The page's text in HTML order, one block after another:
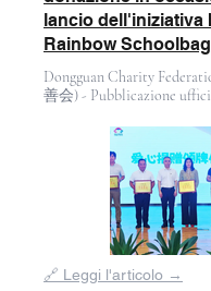
lancio dell'iniziativa
Rainbow
Dongguan Charity
善会) - Pubblicazione
dalla
galleria
🔗 Leggi l'articolo →